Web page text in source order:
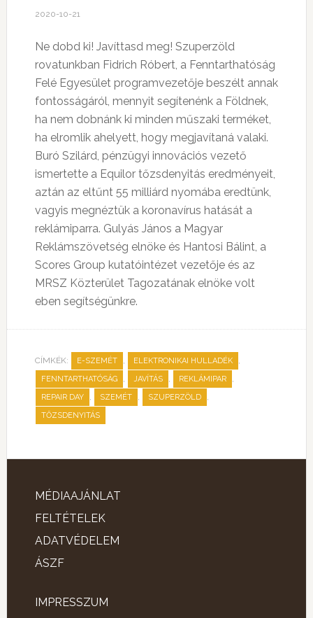
2020-10-21
Ne dobd ki! Javíttasd meg! Szuperzöld
rovatunkban Fidrich Róbert, a Fenntarthatóság
Felé Egyesület programvezetője beszélt annak
fontosságáról, mennyit segítenénk a Földnek,
ha nem dobnánk ki minden műszaki terméket,
ha elromlik ahelyett, hogy megjavítaná valaki.
Buró Szilárd, pénzügyi innovációs vezető
ismertette a Equilor tőzsdenyitás eredményeit,
aztán az eltűnt 55 milliárd nyomába eredtünk,
vagyis megnéztük a koronavírus hatását a
reklámiparra. Gulyás János a Magyar
Reklámszövetség elnöke és Hantosi Bálint, a
Scores Group kutatóintézet vezetője és az
MRSZ Közterület Tagozatának elnöke volt
eben segítségünkre.
CÍMKÉK: E-SZEMÉT , ELEKTRONIKAI HULLADÉK ,
FENNTARTHATÓSÁG , JAVÍTÁS , REKLÁMIPAR ,
REPAIR DAY , SZEMÉT , SZUPERZÖLD ,
TŐZSDENYITÁS
MÉDIAAJÁNLAT
FELTÉTELEK
ADATVÉDELEM
ÁSZF
IMPRESSZUM